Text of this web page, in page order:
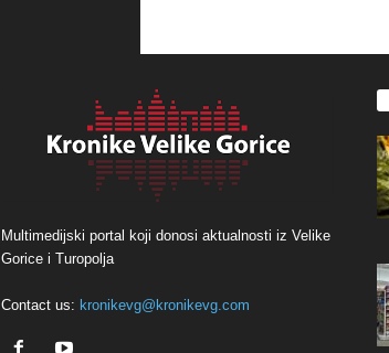
Multimedijski portal koji donosi aktualnosti iz Velike
Gorice i Turopolja
Contact us: kronikevg@kronikevg.com